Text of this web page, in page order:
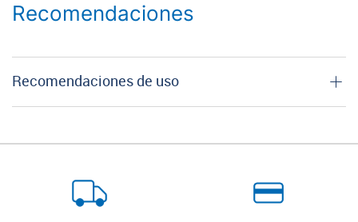
Recomendaciones
Recomendaciones de uso